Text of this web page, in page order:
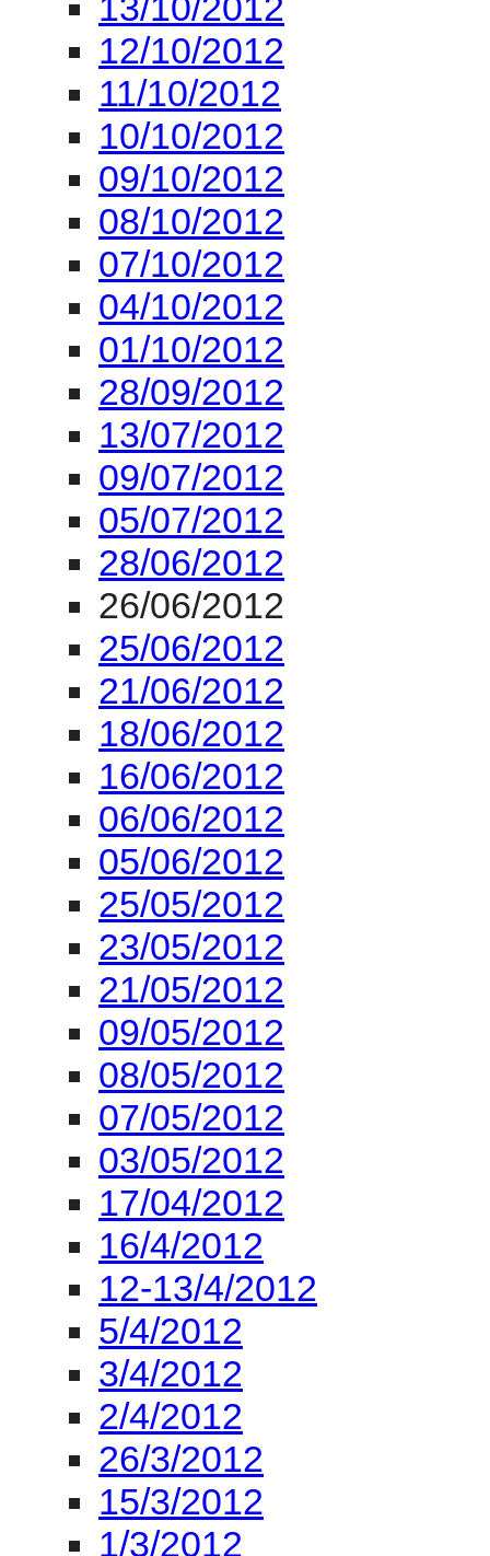
08/10/2012
07/10/2012
04/10/2012
01/10/2012
28/09/2012
13/07/2012
09/07/2012
05/07/2012
28/06/2012
26/06/2012
25/06/2012
21/06/2012
18/06/2012
16/06/2012
06/06/2012
05/06/2012
25/05/2012
23/05/2012
21/05/2012
09/05/2012
08/05/2012
07/05/2012
03/05/2012
17/04/2012
16/4/2012
12-13/4/2012
5/4/2012
3/4/2012
2/4/2012
26/3/2012
15/3/2012
1/3/2012
26/06/2012
Live streaming
Romana - Va,